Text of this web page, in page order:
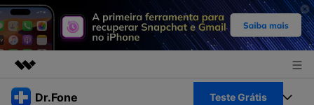
Produtos em destaque
Dr.Fone Teste Grátis